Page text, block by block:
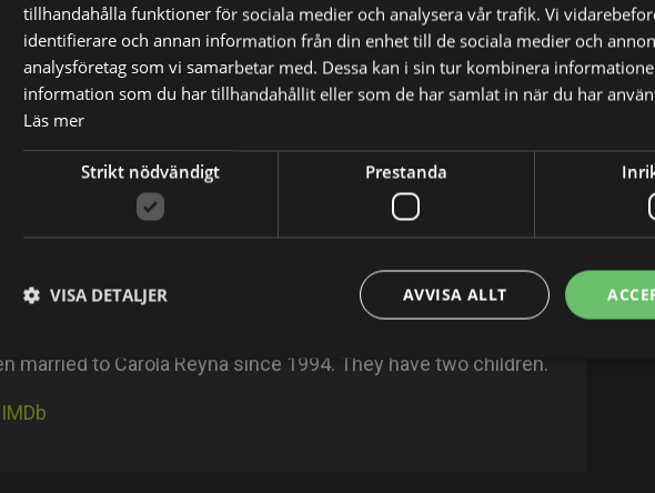
E-postadress
born on December 18, 1955 in Buenos Aires City, Distrito
as Carlos Olmi. He is an actor and director, known for
(2008), Casa natal (1998) and Rebelde Way (2002).
married to Carola Reyna since 1994. They have two children.
tillhandahålla funktioner för sociala medier och analysera vår trafik. Vi
identifierare och annan information från din enhet till de sociala medier och
analysföretag som vi samarbetar med. Dessa kan i sin tur kombinera
information som du har tillhandahållit eller som de har samlat in när du har
Läs mer
Strikt nödvändigt Prestanda
AVVISA ALLT
VISA DETALJER